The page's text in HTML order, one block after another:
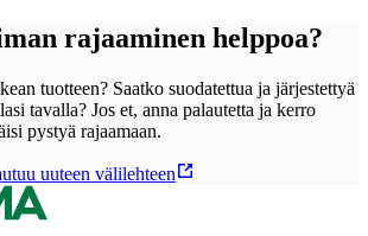
rajaaminen helppoa?
tuotteen? Saatko suodatettua ja järjestettyä
tavalla? Jos et, anna palautetta ja kerro
pystyä rajaamaan.
uuteen välilehteen